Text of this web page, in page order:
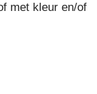
met kleur en/of